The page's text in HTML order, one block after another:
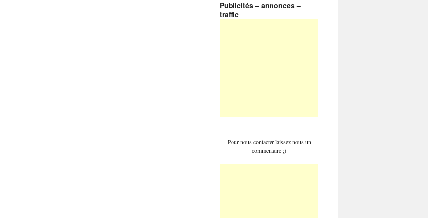
Publicités – annonces –
traffic
Pour nous contacter laissez nous un
commentaire ;)